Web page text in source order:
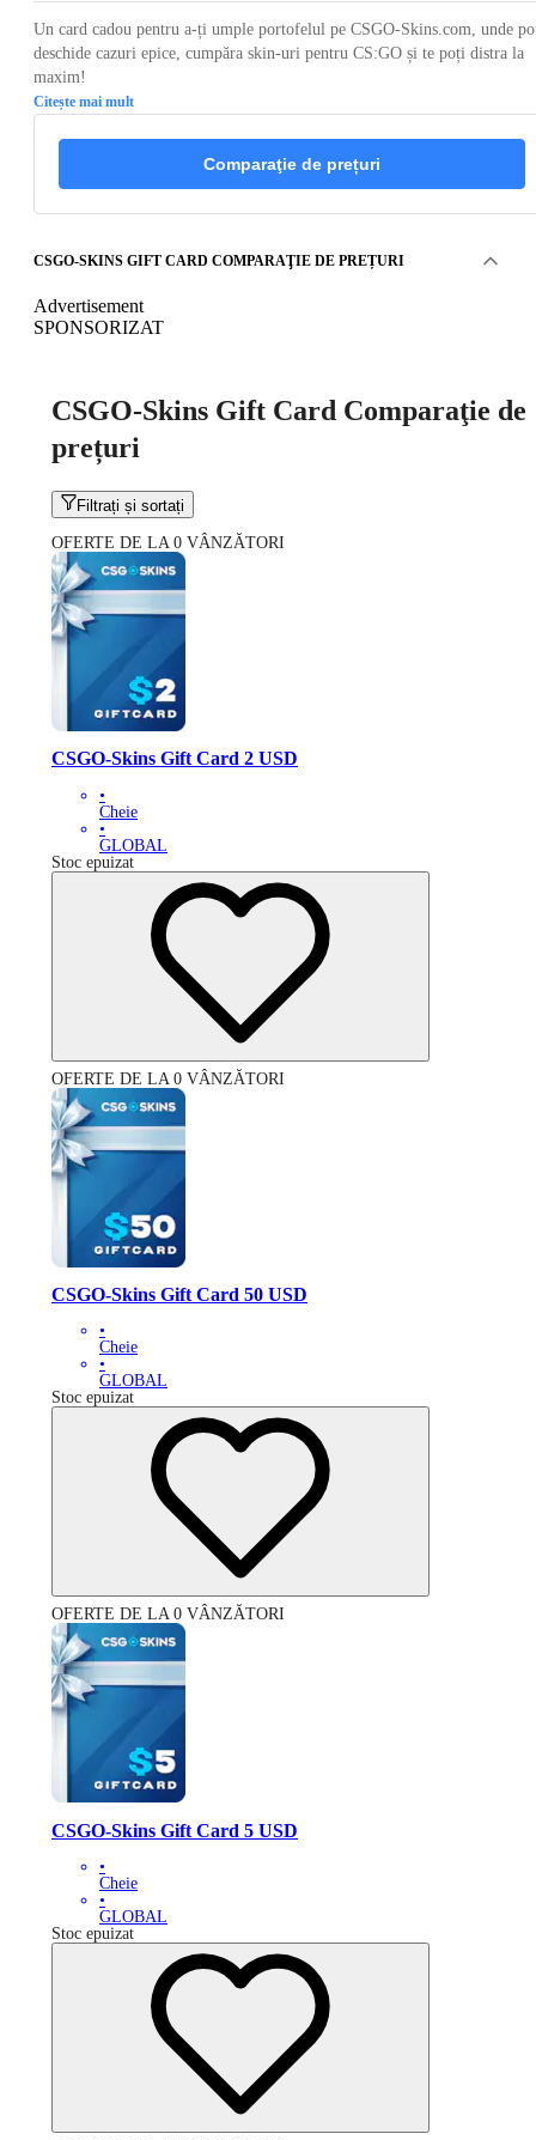
Un card cadou pentru a-ți umple portofelul pe CSGO-Skins.com, unde
deschide cazuri epice, cumpăra skin-uri pentru CS:GO și te poți distra la
maxim!
Citește mai mult
Comparaţie de prețuri
CSGO-SKINS GIFT CARD COMPARAŢIE DE PREȚURI
Advertisement
SPONSORIZAT
CSGO-Skins Gift Card Comparaţie de
prețuri
Filtrați și sortați
OFERTE DE LA 0 VÂNZĂTORI
CSGO-Skins Gift Card 2 USD
•
Cheie
•
GLOBAL
Stoc epuizat
OFERTE DE LA 0 VÂNZĂTORI
CSGO-Skins Gift Card 50 USD
•
Cheie
•
GLOBAL
Stoc epuizat
OFERTE DE LA 0 VÂNZĂTORI
CSGO-Skins Gift Card 5 USD
•
Cheie
•
GLOBAL
Stoc epuizat